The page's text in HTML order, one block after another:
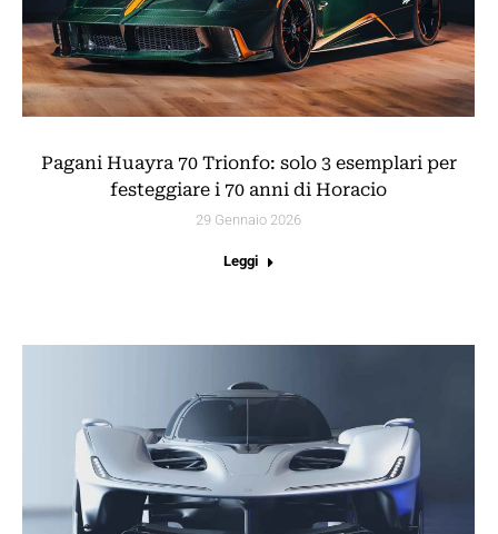
Pagani Huayra 70 Trionfo: solo 3 esemplari per
festeggiare i 70 anni di Horacio
29 Gennaio 2026
Leggi